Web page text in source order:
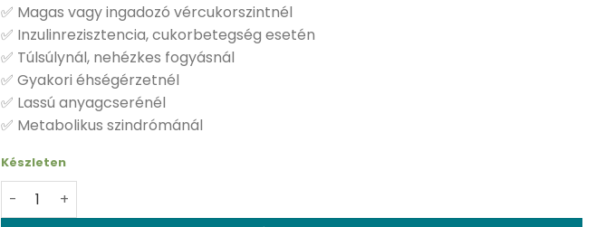
✅ Magas vagy ingadozó vércukorszintnél
✅ Inzulinrezisztencia, cukorbetegség esetén
✅ Túlsúlynál, nehézkes fogyásnál
✅ Gyakori éhségérzetnél
✅ Lassú anyagcserénél
✅ Metabolikus szindrómánál
Készleten
Swanson Chromium picolinate - 100 db kapszula mennyiség